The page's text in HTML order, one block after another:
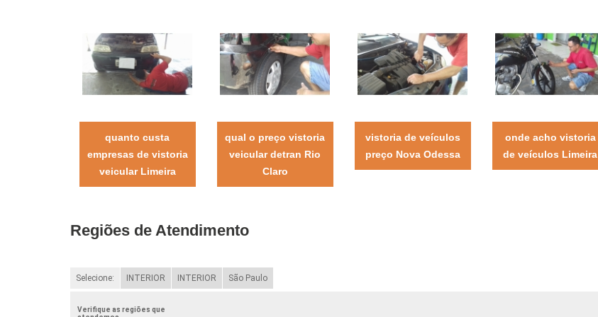
quanto custa
empresas de vistoria
veicular Limeira
qual o preço vistoria
veicular detran Rio
Claro
vistoria de veículos
preço Nova Odessa
onde acho vistoria
de veículos Limeira
Regiões de Atendimento
Selecione: INTERIOR INTERIOR São Paulo
Verifique as regiões que